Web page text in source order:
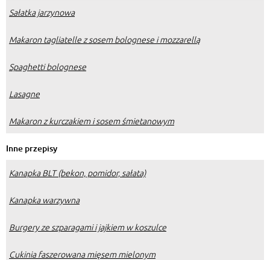
Sałatka jarzynowa
Makaron tagliatelle z sosem bolognese i mozzarellą
Spaghetti bolognese
Lasagne
Makaron z kurczakiem i sosem śmietanowym
Inne przepisy
Kanapka BLT (bekon, pomidor, sałata)
Kanapka warzywna
Burgery ze szparagami i jajkiem w koszulce
Cukinia faszerowana mięsem mielonym